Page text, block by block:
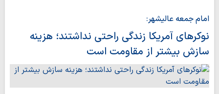
امام جمعه عالیشهر:
نوکرهای آمریکا زندگی راحتی نداشتند؛ هزینه
سازش بیشتر از مقاومت است